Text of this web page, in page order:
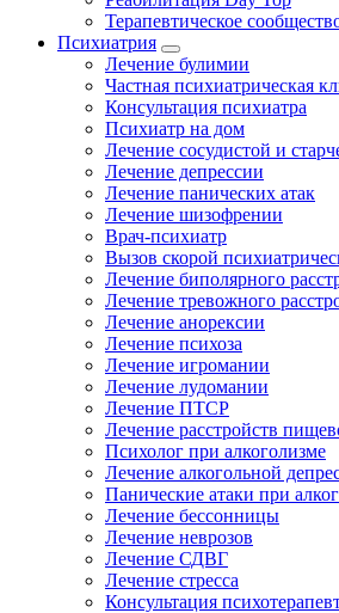
Терапевтическое
Психиатрия
Лечение булимии
Частная психиатрическая
Консультация психиатра
Психиатр на дом
Лечение сосудистой и
Лечение депрессии
Лечение панических атак
Лечение шизофрении
Врач-психиатр
Вызов скорой
Лечение биполярного
Лечение тревожного
Лечение анорексии
Лечение психоза
Лечение игромании
Лечение лудомании
Лечение ПТСР
Лечение расстройств
Психолог при алкоголизме
Лечение алкогольной
Панические атаки при
Лечение бессонницы
Лечение неврозов
Лечение СДВГ
Лечение стресса
Консультация